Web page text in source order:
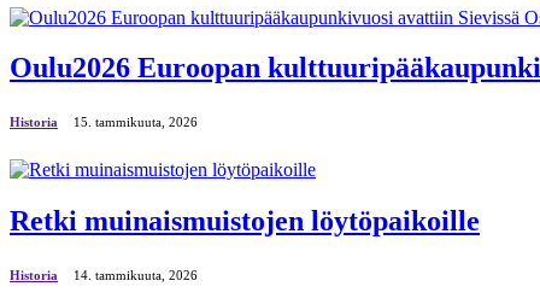
Oulu2026 Euroopan
Historia 15. tammikuuta, 2026
Retki muinaismuistojen löytöpaikoille
Historia 14. tammikuuta, 2026